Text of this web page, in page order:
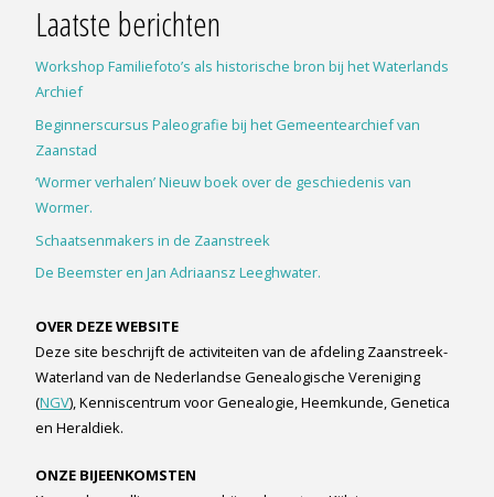
Laatste berichten
Workshop Familiefoto’s als historische bron bij het Waterlands
Archief
Beginnerscursus Paleografie bij het Gemeentearchief van
Zaanstad
‘Wormer verhalen’ Nieuw boek over de geschiedenis van
Wormer.
Schaatsenmakers in de Zaanstreek
De Beemster en Jan Adriaansz Leeghwater.
OVER DEZE WEBSITE
Deze site beschrijft de activiteiten van de afdeling Zaanstreek-
Waterland van de Nederlandse Genealogische Vereniging
(NGV), Kenniscentrum voor Genealogie, Heemkunde, Genetica
en Heraldiek.
ONZE BIJEENKOMSTEN